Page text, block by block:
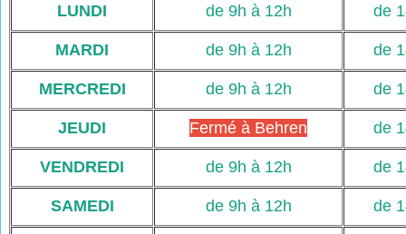
LUNDI de 9h à 12h de
MARDI de 9h à 12h de
MERCREDI de 9h à 12h de
JEUDI Fermé à Behren de
VENDREDI de 9h à 12h de
SAMEDI de 9h à 12h de